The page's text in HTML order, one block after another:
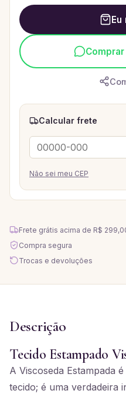
Eu
Calcular frete
Não sei meu CEP
Frete grátis acima de R$
Compra segura
Trocas e devoluções
Descrição
Tecido Estampado
A Viscoseda Estampada
tecido; é uma verdadeira